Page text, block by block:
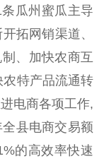
瓜州蜜瓜主导
拓网销渠道、
、加快农商互
特产品流通转
电商各项工作,
县电商交易额
的高效率快速